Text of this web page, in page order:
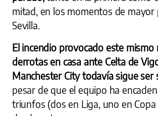
mitad, en los momentos de mayor
Sevilla.
El incendio provocado este mismo
derrotas en casa ante Celta de
Manchester City todavía sigue ser
pesar de que el equipo ha
triunfos (dos en Liga, uno en Copa